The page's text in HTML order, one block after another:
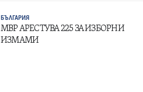
БЪЛГАРИЯ
МВР АРЕСТУВА 225 ЗА ИЗБОРНИ
ИЗМАМИ